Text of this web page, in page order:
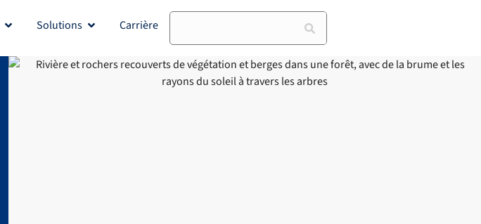
Open À propos
Solutions Open Solutions
Carrière Rechercher